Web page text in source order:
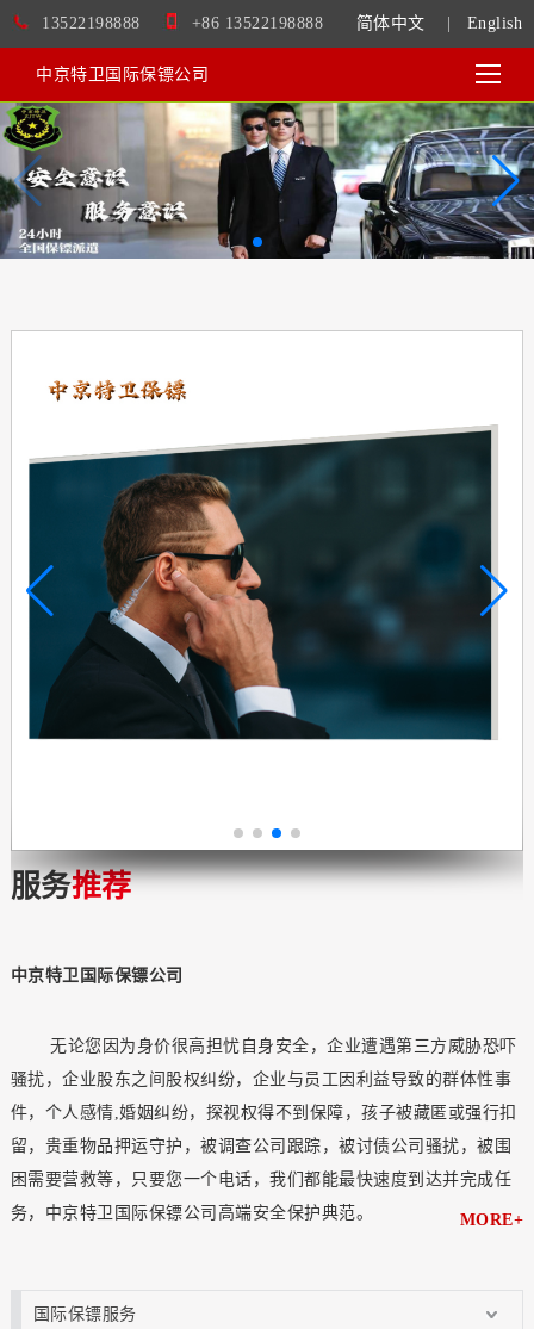
简体中文 English
13522198888 +86 13522198888
中京特卫国际保镖公司
服务推荐
中京特卫国际保镖公司
无论您因为身价很高担忧自身安全，企业遭遇第三方威胁恐吓
骚扰，企业股东之间股权纠纷，企业与员工因利益导致的群体性事
件，个人感情,婚姻纠纷，探视权得不到保障，孩子被藏匿或强行扣
留，贵重物品押运守护，被调查公司跟踪，被讨债公司骚扰，被围
困需要营救等，只要您一个电话，我们都能最快速度到达并完成任
务，中京特卫国际保镖公司高端安全保护典范。
MORE+
国际保镖服务